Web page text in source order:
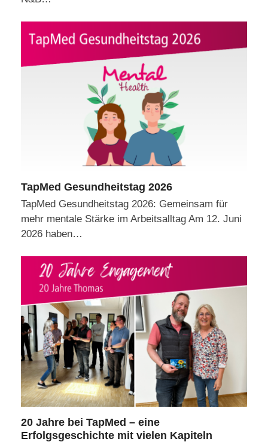
TapMed Gesundheitstag 2026
TapMed Gesundheitstag 2026: Gemeinsam für
mehr mentale Stärke im Arbeitsalltag Am 12. Juni
2026 haben…
20 Jahre bei TapMed – eine
Erfolgsgeschichte mit vielen Kapiteln